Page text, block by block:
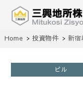
三興地所
不動産の売買、賃貸、仲介
Home 投資物件 新宿
ビル